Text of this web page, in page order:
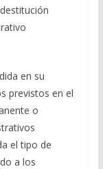
en su
previstos en el
o
el tipo de
a los